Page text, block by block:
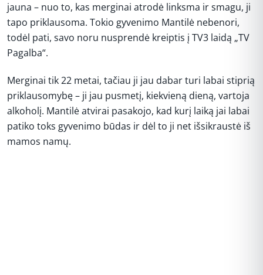
jauna – nuo to, kas merginai atrodė linksma ir smagu, ji
tapo priklausoma. Tokio gyvenimo Mantilė nebenori,
todėl pati, savo noru nusprendė kreiptis į TV3 laidą „TV
Pagalba“.
Merginai tik 22 metai, tačiau ji jau dabar turi labai stiprią
priklausomybę – ji jau pusmetį, kiekvieną dieną, vartoja
alkoholį. Mantilė atvirai pasakojo, kad kurį laiką jai labai
patiko toks gyvenimo būdas ir dėl to ji net išsikraustė iš
mamos namų.